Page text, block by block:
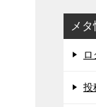
メ
ロ
投